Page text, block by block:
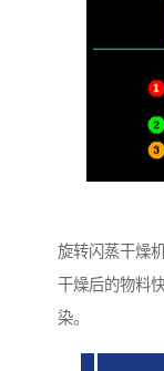
旋转闪蒸干燥
干燥后的物料
染。